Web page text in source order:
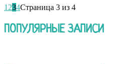
1 234Страница 3 из 4
ПОПУЛЯРНЫЕ ЗАПИСИ